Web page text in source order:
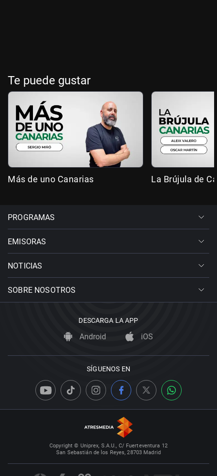
Te puede gustar
Más de uno Canarias La Brújula de
PROGRAMAS
EMISORAS
NOTICIAS
SOBRE NOSOTROS
DESCARGA LA APP
Android iOS
SÍGUENOS EN
Copyright © Uniprex, S.A.U., C/ Fuerteventura 12
San Sebastián de los Reyes, 28703 Madrid